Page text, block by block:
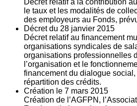
Décret relatif à la contribution
le taux et les modalités de
des employeurs au Fonds,
Décret du 28 janvier 2015
Décret relatif au financement
organisations syndicales de
organisations professionnelles
l’organisation et le
financement du dialogue
répartition des crédits.
Création le 7 mars 2015
Création de l’AGFPN,